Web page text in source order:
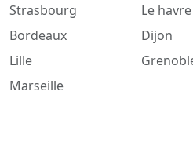
Strasbourg
Bordeaux
Lille
Marseille
Le havre
Dijon